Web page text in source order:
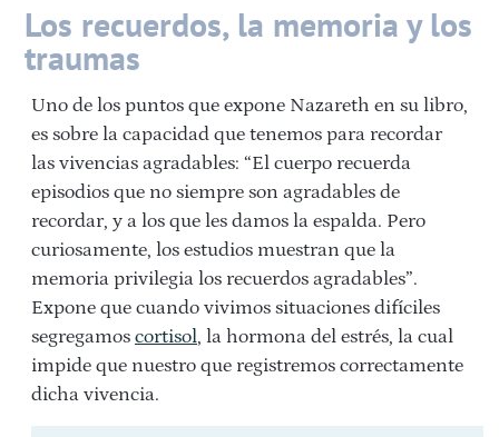
Los recuerdos, la memoria y los
traumas
Uno de los puntos que expone Nazareth en su libro,
es sobre la capacidad que tenemos para recordar
las vivencias agradables: “El cuerpo recuerda
episodios que no siempre son agradables de
recordar, y a los que les damos la espalda. Pero
curiosamente, los estudios muestran que la
memoria privilegia los recuerdos agradables”.
Expone que cuando vivimos situaciones difíciles
segregamos cortisol, la hormona del estrés, la cual
impide que nuestro que registremos correctamente
dicha vivencia.